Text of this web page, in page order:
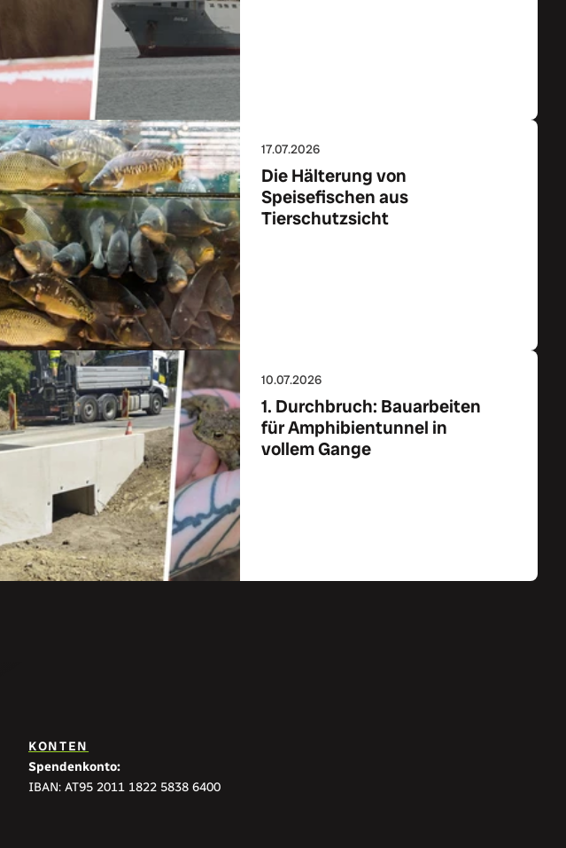
17.07.2026
Die Hälterung von
Speisefischen aus
Tierschutzsicht
10.07.2026
1. Durchbruch: Bauarbeiten
für Amphibientunnel in
vollem Gange
KONTEN
Spendenkonto:
IBAN: AT95 2011 1822 5838 6400